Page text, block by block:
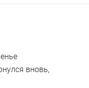
вновь,